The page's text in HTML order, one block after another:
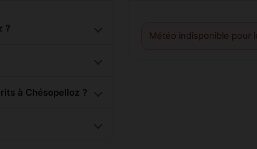
?
à Chésopelloz ?
Météo indisponible pour